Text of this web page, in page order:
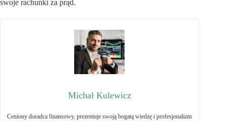
swoje rachunki za prąd.
Michał Kulewicz
Ceniony doradca finansowy, prezentuje swoją bogatą wiedzę i profesjonalizm